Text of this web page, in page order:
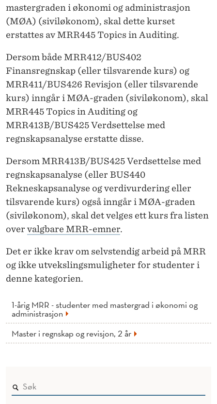
mastergraden i økonomi og administrasjon
(MØA) (siviløkonom), skal dette kurset
erstattes av MRR445 Topics in Auditing.
Dersom både MRR412/BUS402
Finansregnskap (eller tilsvarende kurs) og
MRR411/BUS426 Revisjon (eller tilsvarende
kurs) inngår i MØA-graden (siviløkonom), skal
MRR445 Topics in Auditing og
MRR413B/BUS425 Verdsettelse med
regnskapsanalyse erstatte disse.
Dersom MRR413B/BUS425 Verdsettelse med
regnskapsanalyse (eller BUS440
Rekneskapsanalyse og verdivurdering eller
tilsvarende kurs) også inngår i MØA-graden
(siviløkonom), skal det velges ett kurs fra listen
over valgbare MRR-emner.
Det er ikke krav om selvstendig arbeid på MRR
og ikke utvekslingsmuligheter for studenter i
denne kategorien.
1-årig MRR - studenter med mastergrad i økonomi og
administrasjon
Master i regnskap og revisjon, 2 år